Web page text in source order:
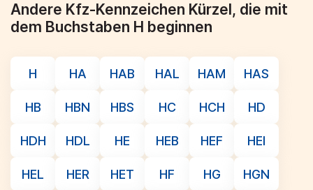
Andere Kfz-Kennzeichen Kürzel, die mit
dem Buchstaben H beginnen
H HA HAB HAL HAM HAS
HB HBN HBS HC HCH HD
HDH HDL HE HEB HEF HEI
HEL HER HET HF HG HGN